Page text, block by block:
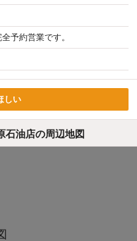
予約営業です。
しい
油店の周辺地図